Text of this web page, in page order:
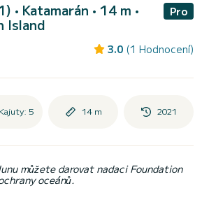
• Katamarán • 14 m •
Island
Pro
3.0 (1 Hodnocení)
Kajuty: 5 14 m 2021
můžete darovat nadaci Foundation
oceánů.